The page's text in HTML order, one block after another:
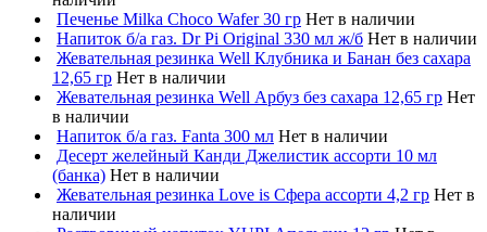
Печенье Milka Choco Wafer 30 гр Нет в наличии
Напиток б/а газ. Dr Pi Original 330 мл ж/б Нет в наличии
Жевательная резинка Well Клубника и Банан без сахара
12,65 гр Нет в наличии
Жевательная резинка Well Арбуз без сахара 12,65 гр Нет
в наличии
Напиток б/а газ. Fanta 300 мл Нет в наличии
Десерт желейный Канди Джелистик ассорти 10 мл
(банка) Нет в наличии
Жевательная резинка Love is Сфера ассорти 4,2 гр Нет в
наличии